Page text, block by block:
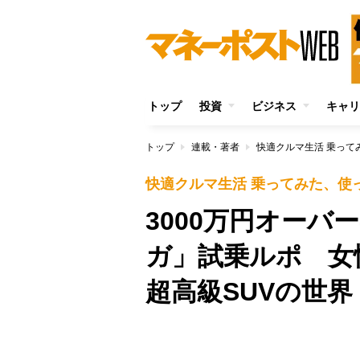
トップ 投資 ビジネス キャ
トップ 連載・著者 快適クルマ生活 乗って
快適クルマ生活 乗ってみた、使
3000万円オーバ
ガ」試乗ルポ 女
超高級SUVの世界